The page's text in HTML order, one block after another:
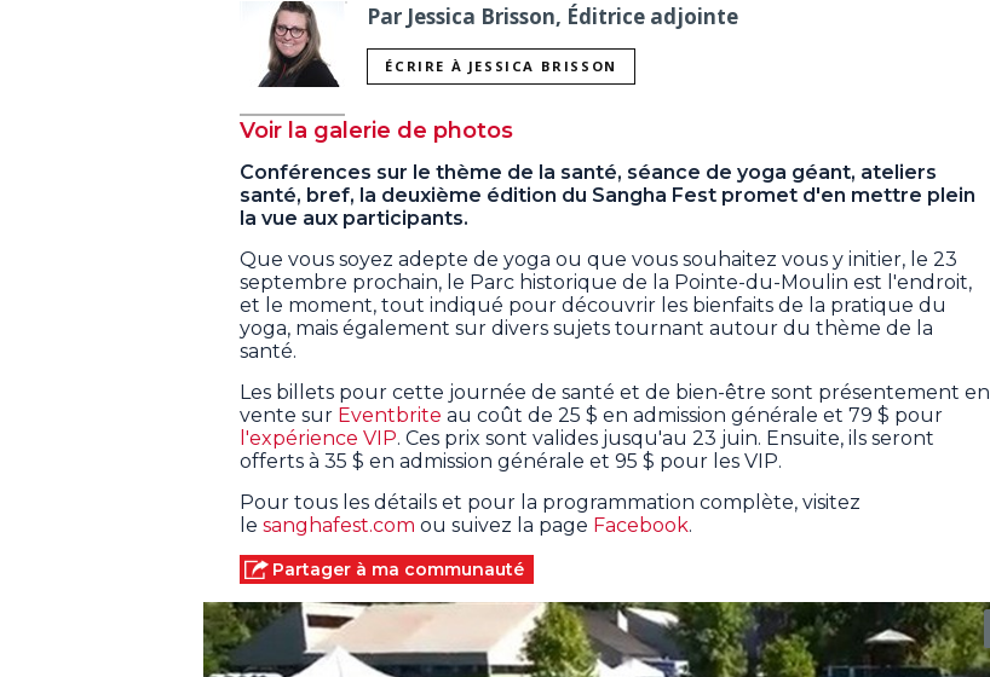
Par Jessica Brisson, Éditrice adjointe
ÉCRIRE À JESSICA BRISSON
Voir la galerie de photos
Conférences sur le thème de la santé, séance de yoga géant, ateliers
santé, bref, la deuxième édition du Sangha Fest promet d'en mettre plein
la vue aux participants.
Que vous soyez adepte de yoga ou que vous souhaitez vous y initier, le 23
septembre prochain, le Parc historique de la Pointe-du-Moulin est l'endroit,
et le moment, tout indiqué pour découvrir les bienfaits de la pratique du
yoga, mais également sur divers sujets tournant autour du thème de la
santé.
Les billets pour cette journée de santé et de bien-être sont présentement en
vente sur Eventbrite au coût de 25 $ en admission générale et 79 $ pour
l'expérience VIP. Ces prix sont valides jusqu'au 23 juin. Ensuite, ils seront
offerts à 35 $ en admission générale et 95 $ pour les VIP.
Pour tous les détails et pour la programmation complète, visitez
le sanghafest.com ou suivez la page Facebook.
Partager à ma communauté